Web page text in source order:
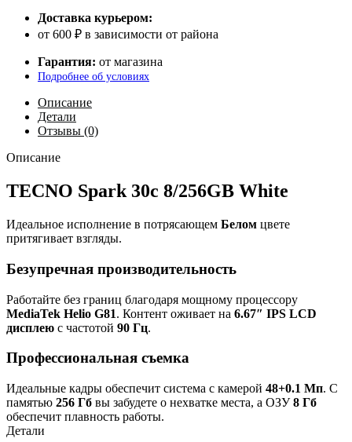
Доставка курьером:
от 600 ₽ в зависимости от района
Гарантия: от магазина
Подробнее об условиях
Описание
Детали
Отзывы (0)
Описание
TECNO Spark 30c 8/256GB White
Идеальное исполнение в потрясающем Белом цвете
притягивает взгляды.
Безупречная производительность
Работайте без границ благодаря мощному процессору
MediaTek Helio G81. Контент оживает на 6.67″ IPS LCD
дисплею с частотой 90 Гц.
Профессиональная съемка
Идеальные кадры обеспечит система с камерой 48+0.1 Мп. С
памятью 256 Гб вы забудете о нехватке места, а ОЗУ8 Гб
обеспечит плавность работы.
Детали